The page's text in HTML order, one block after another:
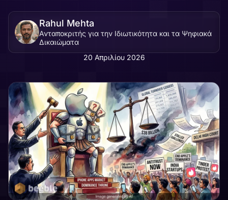
Rahul Mehta
Ανταποκριτής για την Ιδιωτικότητα και τα Ψηφιακά
Δικαιώματα
20 Απριλίου 2026